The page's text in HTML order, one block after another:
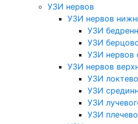
УЗИ нервов
УЗИ нервов
УЗИ
УЗИ
УЗИ нервов
УЗИ нервов
УЗИ
УЗИ
УЗИ
УЗИ